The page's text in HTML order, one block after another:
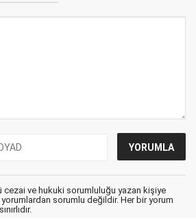
cezai ve hukuki sorumluluğu yazan kişiye
yorumlardan sorumlu değildir. Her bir yorum